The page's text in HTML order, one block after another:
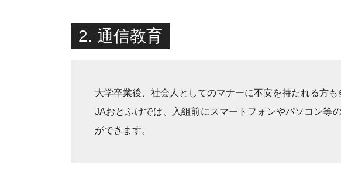
2. 通信教育
大学卒業後、社会人としてのマナーに不安を持たれる方も
JAおとふけでは、入組前にスマートフォンやパソコン等
ができます。